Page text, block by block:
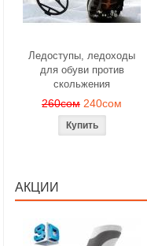
Ледоступы, ледоходы
для обуви против
скольжения
260сом 240сом
АКЦИИ